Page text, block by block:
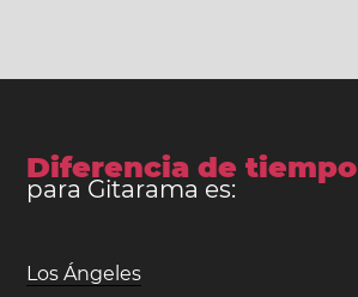
Diferencia de tiempo
para Gitarama es:
Los Ángeles